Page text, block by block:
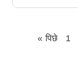
« पिछे 1